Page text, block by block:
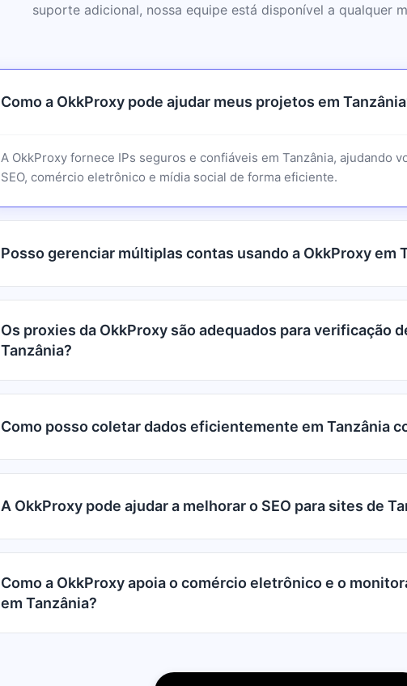
suporte adicional, nossa equipe está disponível a qualquer
Como a OkkProxy pode ajudar meus projetos em
A OkkProxy fornece IPs seguros e confiáveis em Tanzânia, ajudando
SEO, comércio eletrônico e mídia social de forma eficiente.
Posso gerenciar múltiplas contas usando a OkkProxy em
Os proxies da OkkProxy são adequados para verificação
Tanzânia?
Como posso coletar dados eficientemente em Tanzânia
A OkkProxy pode ajudar a melhorar o SEO para sites de
Como a OkkProxy apoia o comércio eletrônico e o
em Tanzânia?